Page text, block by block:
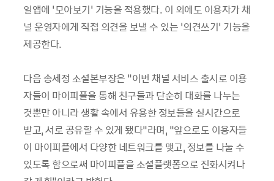
일앱에 ‘모아보기’ 기능을 적용했다. 이 외에도 이용자가 채
널 운영자에게 직접 의견을 보낼 수 있는 ‘의견쓰기’ 기능을
제공한다.
다음 송세정 소셜본부장은 “이번 채널 서비스 출시로 이용
자들이 마이피플을 통해 친구들과 단순히 대화를 나누는
것뿐만 아니라 생활 속에서 유용한 정보들을 실시간으로
받고, 서로 공유할 수 있게 됐다”라며, “앞으로도 이용자들
이 마이피플에서 다양한 네트워크를 맺고, 정보를 나눌 수
있도록 함으로써 마이피플을 소셜플랫폼으로 진화시켜나